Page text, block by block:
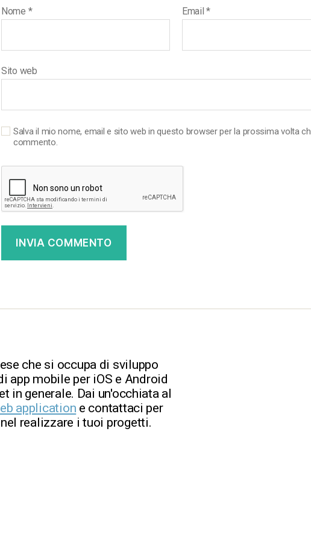
Nome * Email*
Sito web
Salva il mio nome, email e sito web in questo browser per la prossima volta
commento.
che si occupa di sviluppo
app mobile per iOS e Android
in generale. Dai un'occhiata al
application e contattaci per
realizzare i tuoi progetti.